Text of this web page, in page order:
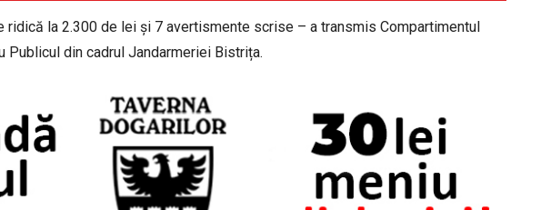
ridică la 2.300 de lei şi 7 avertismente scrise – a transmis Compartimentul
Publicul din cadrul Jandarmeriei Bistrița.